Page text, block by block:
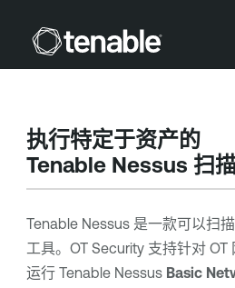
执行特定于资产的
Tenable Nessus 扫
Tenable Nessus是一款可以扫
工具。 OT Security支持针对 OT
运行 Tenable Nessus Basic